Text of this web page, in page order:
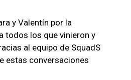
y Valentín por la
todos los que vinieron y
al equipo de SquadS
estas conversaciones